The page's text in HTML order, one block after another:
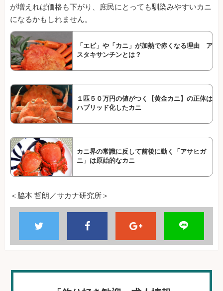
が増えれば価格も下がり、庶民にとっても馴染みやすいカニ
になるかもしれません。
「エビ」や「カニ」が加熱で赤くなる理由 ア
スタキサンチンとは？
１匹５０万円の値がつく【黄金カニ】の正体は
ハブリッド化したカニ
カニ界の常識に反して前後に動く「アサヒガ
ニ」は原始的なカニ
＜脇本 哲朗／サカナ研究所＞